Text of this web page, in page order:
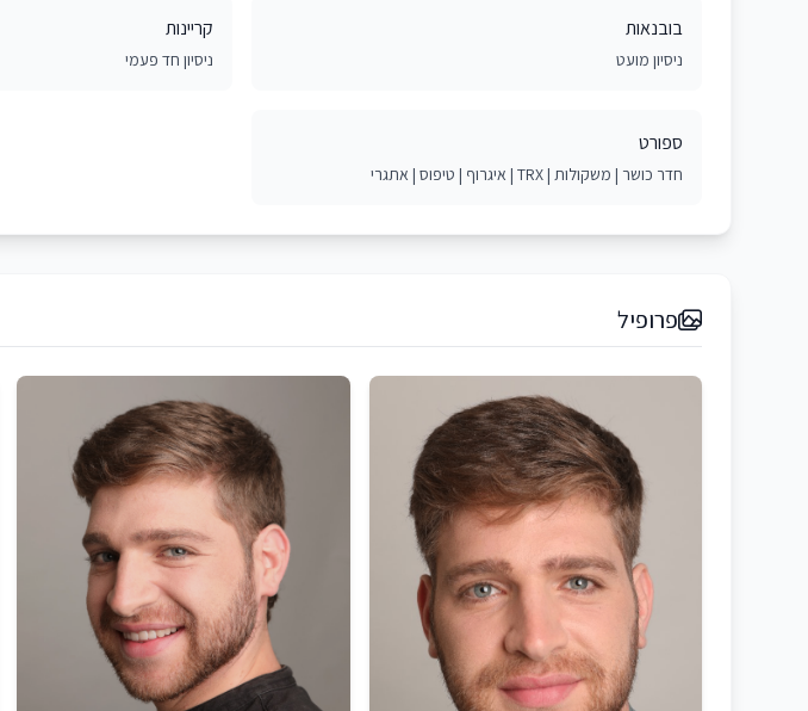
בובנאות
ניסיון מועט
קריינות
ניסיון חד פעמי
ספורט
חדר כושר | משקולות | TRX | איגרוף | טיפוס | אתגרי
פרופיל